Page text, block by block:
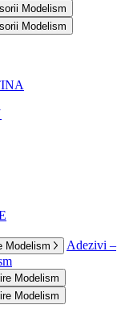
Modelism
Modelism
Modelism
Adezivi –
Modelism
Modelism